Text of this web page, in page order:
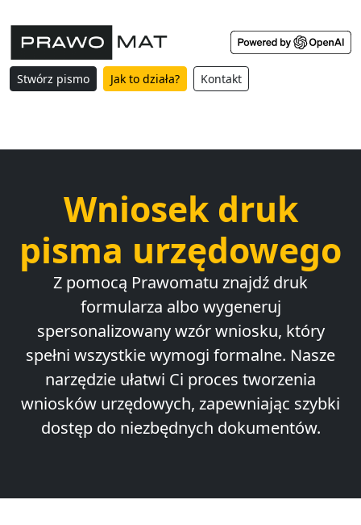
Stwórz pismo Jak to działa? Kontakt
Wniosek druk
pisma urzędowego
Z pomocą Prawomatu znajdź druk
formularza albo wygeneruj
spersonalizowany wzór wniosku, który
spełni wszystkie wymogi formalne. Nasze
narzędzie ułatwi Ci proces tworzenia
wniosków urzędowych, zapewniając szybki
dostęp do niezbędnych dokumentów.